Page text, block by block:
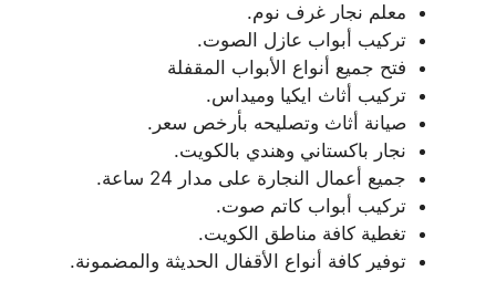
معلم نجار غرف نوم.
تركيب أبواب عازل الصوت.
فتح جميع أنواع الأبواب المقفلة
تركيب أثاث ايكيا وميداس.
صيانة أثاث وتصليحه بأرخص سعر.
نجار باكستاني وهندي بالكويت.
جميع أعمال النجارة على مدار 24 ساعة.
تركيب أبواب كاتم صوت.
تغطية كافة مناطق الكويت.
توفير كافة أنواع الأقفال الحديثة والمضمونة.